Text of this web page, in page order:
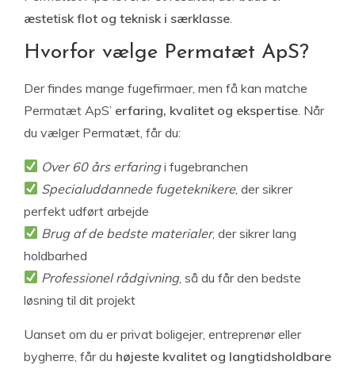
æstetisk flot og teknisk i særklasse
Hvorfor vælge Permatæt ApS?
Der findes mange fugefirmaer, men få kan matche
Permatæt ApS’ erfaring, kvalitet og ekspertise . Når
du vælger Permatæt, får du:
Over 60 års erfaringi fugebranchen
Specialuddannede fugeteknikere, der sikrer
perfekt udført arbejde
Brug af de bedste materialer, der sikrer lang
holdbarhed
Professionel rådgivning, så du får den bedste
løsning til dit projekt
Uanset om du er privat boligejer, entreprenør eller
bygherre, får du højeste kvalitet og langtidsholdbare